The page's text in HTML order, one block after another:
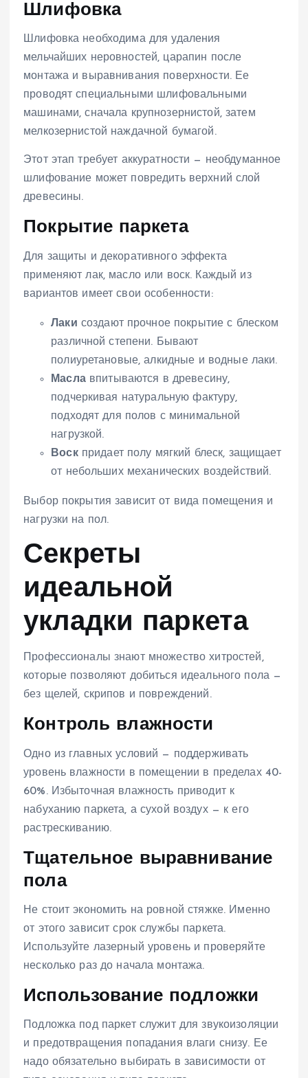
Шлифовка
Шлифовка необходима для удаления
мельчайших неровностей, царапин после
монтажа и выравнивания поверхности. Ее
проводят специальными шлифовальными
машинами, сначала крупнозернистой, затем
мелкозернистой наждачной бумагой.
Этот этап требует аккуратности — необдуманное
шлифование может повредить верхний слой
древесины.
Покрытие паркета
Для защиты и декоративного эффекта
применяют лак, масло или воск. Каждый из
вариантов имеет свои особенности:
Лаки создают прочное покрытие с блеском
различной степени. Бывают
полиуретановые, алкидные и водные лаки.
Маславпитываются в древесину,
подчеркивая натуральную фактуру,
подходят для полов с минимальной
нагрузкой.
Воскпридает полу мягкий блеск, защищает
от небольших механических воздействий.
Выбор покрытия зависит от вида помещения и
нагрузки на пол.
Секреты
идеальной
укладки паркета
Профессионалы знают множество хитростей,
которые позволяют добиться идеального пола —
без щелей, скрипов и повреждений.
Контроль влажности
Одно из главных условий — поддерживать
уровень влажности в помещении в пределах 40-
60%. Избыточная влажность приводит к
набуханию паркета, а сухой воздух — к его
растрескиванию.
Тщательное выравнивание
пола
Не стоит экономить на ровной стяжке. Именно
от этого зависит срок службы паркета.
Используйте лазерный уровень и проверяйте
несколько раз до начала монтажа.
Использование подложки
Подложка под паркет служит для звукоизоляции
и предотвращения попадания влаги снизу. Ее
надо обязательно выбирать в зависимости от